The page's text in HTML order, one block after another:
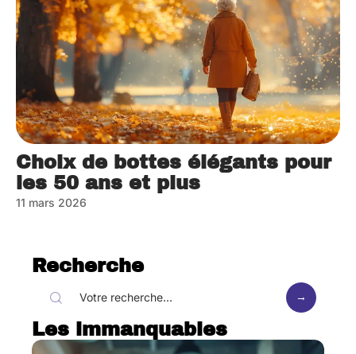
Choix de bottes élégants pour
les 50 ans et plus
11 mars 2026
Recherche
Les immanquables